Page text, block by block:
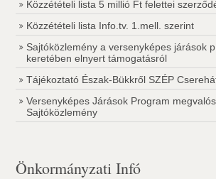
Közzétételi lista 5 millió Ft felettei
Közzétételi lista Info.tv. 1.mell. szerint
Sajtóközlemény a versenyképes járások
keretében elnyert támogatásról
Tájékoztató Észak-Bükkről SZÉP
Versenyképes Járások Program
Sajtóközlemény
Önkormányzati Infó